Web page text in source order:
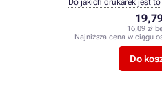
16,09 zł
Najniższa cena w ciągu
Do